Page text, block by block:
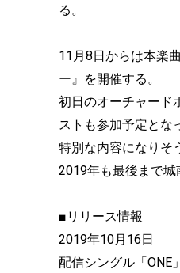
る。
11月8日からは本楽
ー』を開催する。
初日のオーチャード
ストも参加予定とな
特別な内容になりそ
2019年も最後まで城
■リリース情報
2019年10月16日
配信シングル「ONE」